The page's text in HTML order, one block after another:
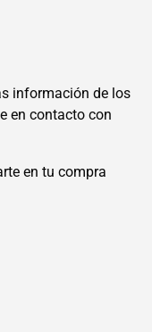
información de los
en contacto con
en tu compra